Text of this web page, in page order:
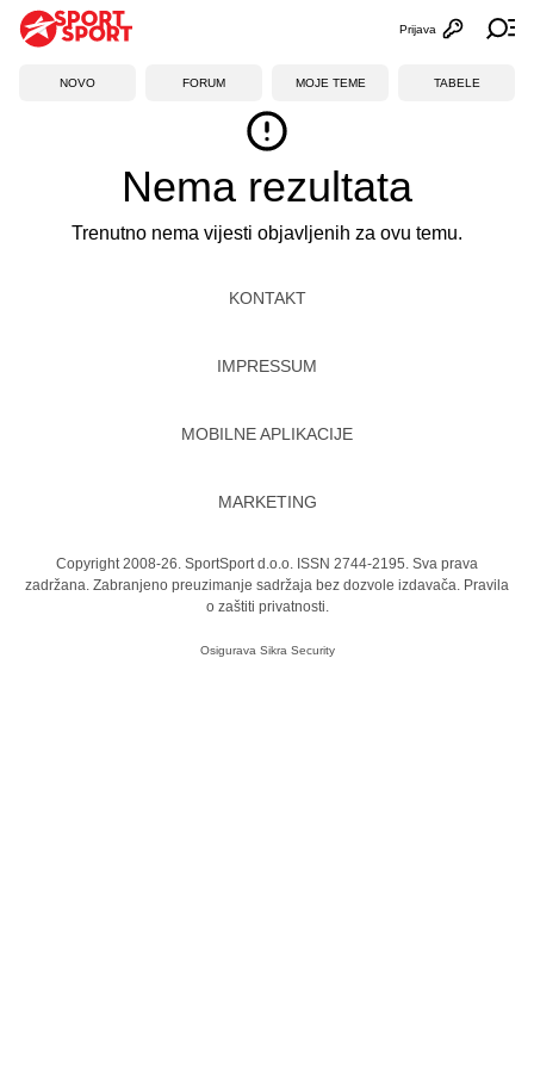
Otvori
Prijava
NOVO FORUM MOJE TEME TABELE
Nema rezultata
Trenutno nema vijesti objavljenih za ovu temu.
KONTAKT
IMPRESSUM
MOBILNE APLIKACIJE
MARKETING
Copyright 2008-26. SportSport d.o.o. ISSN 2744-2195. Sva prava
zadržana. Zabranjeno preuzimanje sadržaja bez dozvole izdavača. Pravila
o zaštiti privatnosti.
Osigurava Sikra Security